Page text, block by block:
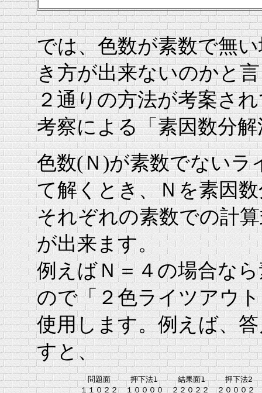
では、色数が素数で無
き方が出来ないのかと
２通りの方法が考案さ
考察による「素因数分
色数(Ｎ)が素数でないラ
て解くとき、Ｎを素因
それぞれの素数での計
が出来ます。
例えばＮ＝４の場合な
ので「２色ライツアウ
使用します。例えば、
すと、
　　　問題面　　 押下法1　　 結果面1　　 押下法2
　　１１０２２　１００００　２２０２２　２０００２